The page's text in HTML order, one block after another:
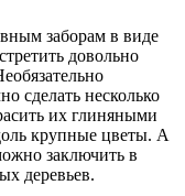
заборам в виде
довольно
сделать несколько
их глиняными
крупные цветы. А
заключить в
деревьев.